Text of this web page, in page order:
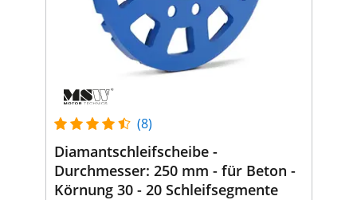
(8)
Diamantschleifscheibe -
Durchmesser: 250 mm - für Beton -
Körnung 30 - 20 Schleifsegmente